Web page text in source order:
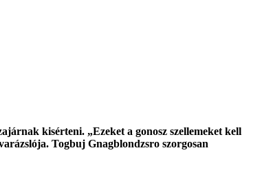
kisérteni. „Ezeket a gonosz szellemeket kell
Togbuj Gnagblondzsro szorgosan